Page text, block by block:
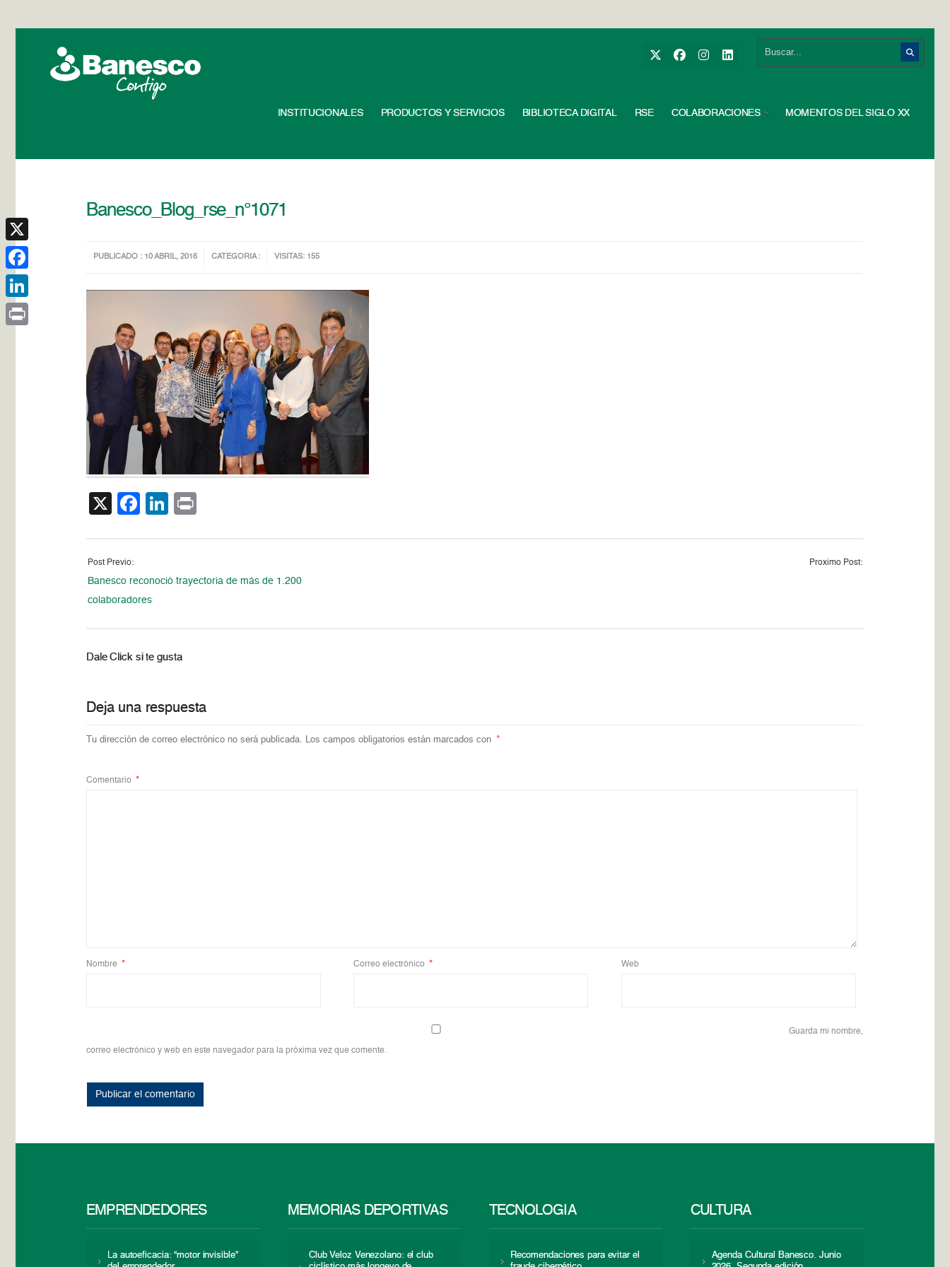
INSTITUCIONALES PRODUCTOS Y SERVICIOS BIBLIOTECA DIGITAL RSE COLABORACIONES MOMENTOS DEL SIGLO XX
Banesco_Blog_rse_n°1071
PUBLICADO : 10 ABRIL, 2016 CATEGORIA : VISITAS: 155
X Facebook
LinkedIn
Post Previo:
Banesco reconoció trayectoria de más de 1.200
colaboradores
Proximo Post:
Dale Click si te gusta
Deja una respuesta
Tu dirección de correo electrónico no será publicada. Los campos obligatorios están marcados con *
Comentario *
Nombre * Correo electrónico * Web
Guarda mi nombre,
correo electrónico y web en este navegador para la próxima vez que comente.
EMPRENDEDORES
La autoeficacia: “motor invisible”
MEMORIAS DEPORTIVAS
Club Veloz Venezolano: el club
TECNOLOGÍA
Recomendaciones para evitar el
CULTURA
Agenda Cultural Banesco. Junio
X
Facebook
LinkedIn